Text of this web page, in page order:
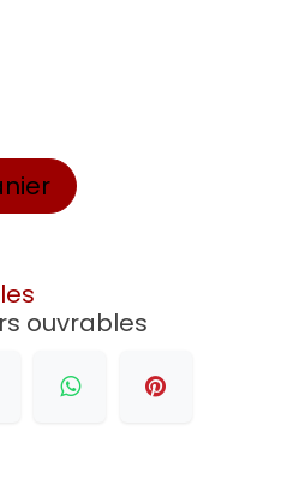
ouvrables